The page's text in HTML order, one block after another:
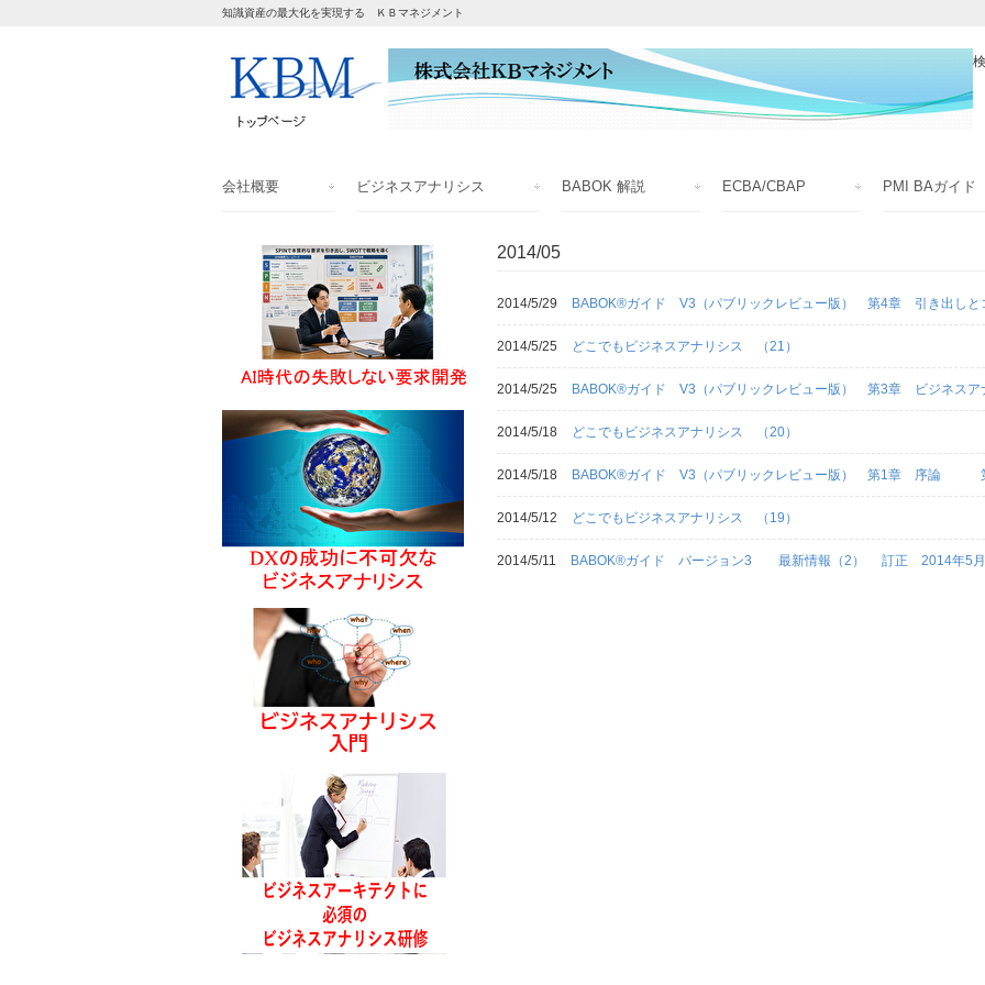
知識資産の最大化を実現する ＫＢマネジメント
会社概要 ビジネスアナリシス BABOK 解説 ECBA/CBAP PMI BAガイド
2014/05
2014/5/29 BABOK®ガイド V3（パブリックレビュー版） 第4章 引き出しと
2014/5/25 どこでもビジネスアナリシス （21）
2014/5/25 BABOK®ガイド V3（パブリックレビュー版） 第3章 ビジネスア
2014/5/18 どこでもビジネスアナリシス （20）
2014/5/18 BABOK®ガイド V3（パブリックレビュー版） 第1章 序論
2014/5/12 どこでもビジネスアナリシス （19）
2014/5/11 BABOK®ガイド バージョン3 最新情報（2） 訂正 2014年5